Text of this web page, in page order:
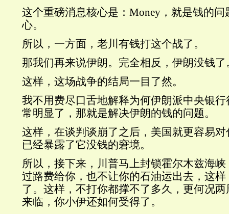
这个重磅消息核心是：Money，就是钱的
心。
所以，一方面，老川有钱打这个战了。
那我们再来说伊朗。完全相反，伊朗没钱了
这样，这场战争的结局一目了然。
我不用费尽口舌地解释为何伊朗派中央银
常明显了，那就是解决伊朗的钱的问题。
这样，在谈判谈崩了之后，美国就更容易
已经暴露了它没钱的窘境。
所以，接下来，川普马上封锁霍尔木兹海
过路费给你，也不让你的石油运出去，这
了。这样，不打你都撑不了多久，更何况
来临，你小伊还如何受得了。